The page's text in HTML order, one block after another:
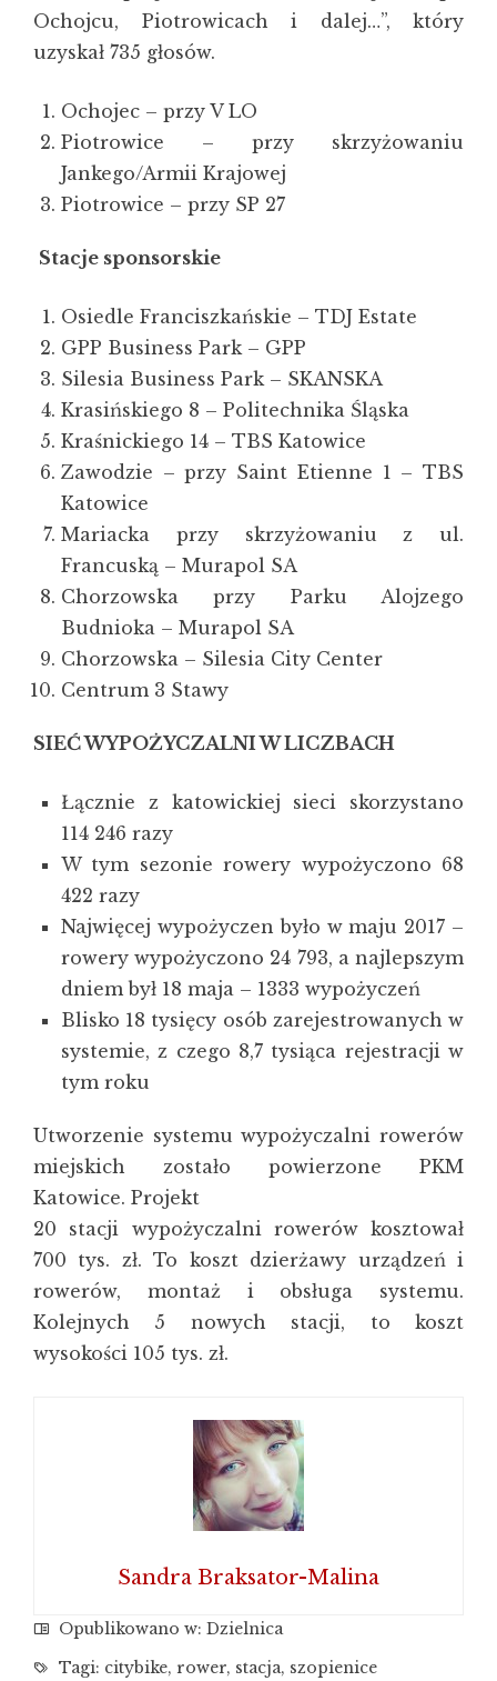
Ochojcu, Piotrowicach i dalej…”, który
uzyskał 735 głosów.
Ochojec – przy V LO
Piotrowice – przy skrzyżowaniu
Jankego/Armii Krajowej
Piotrowice – przy SP 27
Stacje sponsorskie
Osiedle Franciszkańskie – TDJ Estate
GPP Business Park – GPP
Silesia Business Park – SKANSKA
Krasińskiego 8 – Politechnika Śląska
Kraśnickiego 14 – TBS Katowice
Zawodzie – przy Saint Etienne 1 – TBS
Katowice
Mariacka przy skrzyżowaniu z ul.
Francuską – Murapol SA
Chorzowska przy Parku Alojzego
Budnioka – Murapol SA
Chorzowska – Silesia City Center
Centrum 3 Stawy
SIEĆ WYPOŻYCZALNI W LICZBACH
Łącznie z katowickiej sieci skorzystano
114 246 razy
W tym sezonie rowery wypożyczono 68
422 razy
Najwięcej wypożyczen było w maju 2017 –
rowery wypożyczono 24 793, a najlepszym
dniem był 18 maja – 1333 wypożyczeń
Blisko 18 tysięcy osób zarejestrowanych w
systemie, z czego 8,7 tysiąca rejestracji w
tym roku
Utworzenie systemu wypożyczalni rowerów
miejskich zostało powierzone PKM
Katowice. Projekt
20 stacji wypożyczalni rowerów kosztował
700 tys. zł. To koszt dzierżawy urządzeń i
rowerów, montaż i obsługa systemu.
Kolejnych 5 nowych stacji, to koszt
wysokości 105 tys. zł.
Sandra Braksator-Malina
Opublikowano w: Dzielnica
Tagi: citybike, rower, stacja, szopienice